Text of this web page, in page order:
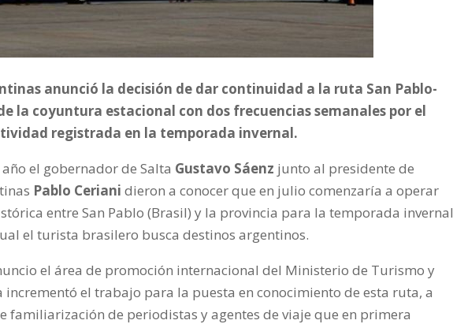
anunció la decisión de dar continuidad a la ruta San Pablo-
la coyuntura estacional con dos frecuencias semanales por el
registrada en la temporada invernal.
el gobernador de Salta Gustavo Sáenz junto al presidente de
Pablo Ceriani dieron a conocer que en julio comenzaría a operar
entre San Pablo (Brasil) y la provincia para la temporada invernal
el turista brasilero busca destinos argentinos.
el área de promoción internacional del Ministerio de Turismo y
incrementó el trabajo para la puesta en conocimiento de esta ruta, a
familiarización de periodistas y agentes de viaje que en primera